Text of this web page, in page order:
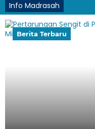
Info Madrasah
Berita Terbaru